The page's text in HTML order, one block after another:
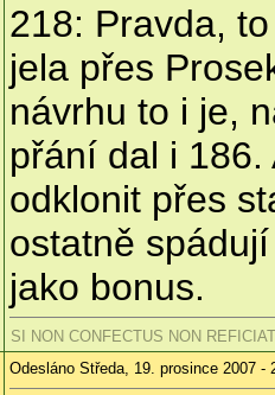
218: Pravda,
jela přes
návrhu to i je,
přání dal i
odklonit přes
ostatně
jako bonus.
SI NON CONFECTUS NON REFICIAT
Odesláno Středa, 19. prosince 2007 -